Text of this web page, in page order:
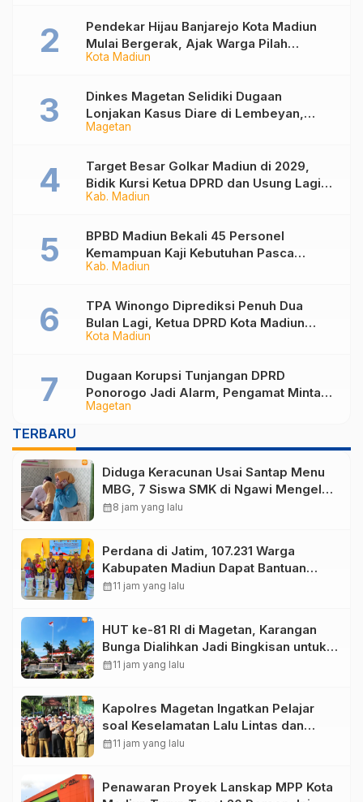
Kota Madiun
Pendekar Hijau Banjarejo Kota Madiun
Mulai Bergerak, Ajak Warga Pilah
Sampah dari Rumah
Magetan
Dinkes Magetan Selidiki Dugaan
Lonjakan Kasus Diare di Lembeyan,
Lakukan Penyelidikan Epidemiologi
Kab. Madiun
Target Besar Golkar Madiun di 2029,
Bidik Kursi Ketua DPRD dan Usung Lagi
Hari Wuryanto
Kab. Madiun
BPBD Madiun Bekali 45 Personel
Kemampuan Kaji Kebutuhan Pasca
Bencana
Kota Madiun
TPA Winongo Diprediksi Penuh Dua
Bulan Lagi, Ketua DPRD Kota Madiun
Desak Pemkot Percepat Penanganan
Magetan
Dugaan Korupsi Tunjangan DPRD
Ponorogo Jadi Alarm, Pengamat Minta
Magetan Perkuat Tata Kelola
TERBARU
Diduga Keracunan Usai Santap Menu
MBG, 7 Siswa SMK di Ngawi Mengeluh
Mual dan Muntah
calendar_month8 jam yang lalu
Perdana di Jatim, 107.231 Warga
Kabupaten Madiun Dapat Bantuan
Pangan Beras 30 Kg
calendar_month11 jam yang lalu
HUT ke-81 RI di Magetan, Karangan
Bunga Dialihkan Jadi Bingkisan untuk
Disabilitas dan Lansia
calendar_month11 jam yang lalu
Kapolres Magetan Ingatkan Pelajar
soal Keselamatan Lalu Lintas dan
Bahaya Judi Online
calendar_month11 jam yang lalu
Penawaran Proyek Lanskap MPP Kota